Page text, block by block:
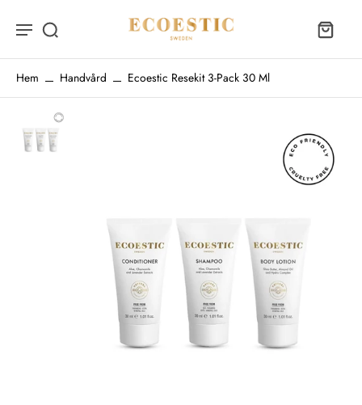
Hem Handvård Ecoestic Resekit 3-Pack 30 Ml